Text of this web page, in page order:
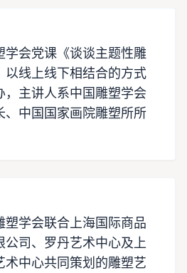
学会党课《谈谈主题性雕
以线上线下相结合的方式
，主讲人系中国雕塑学会
、中国国家画院雕塑所所
塑学会联合上海国际商品
公司、罗丹艺术中心及上
术中心共同策划的雕塑艺